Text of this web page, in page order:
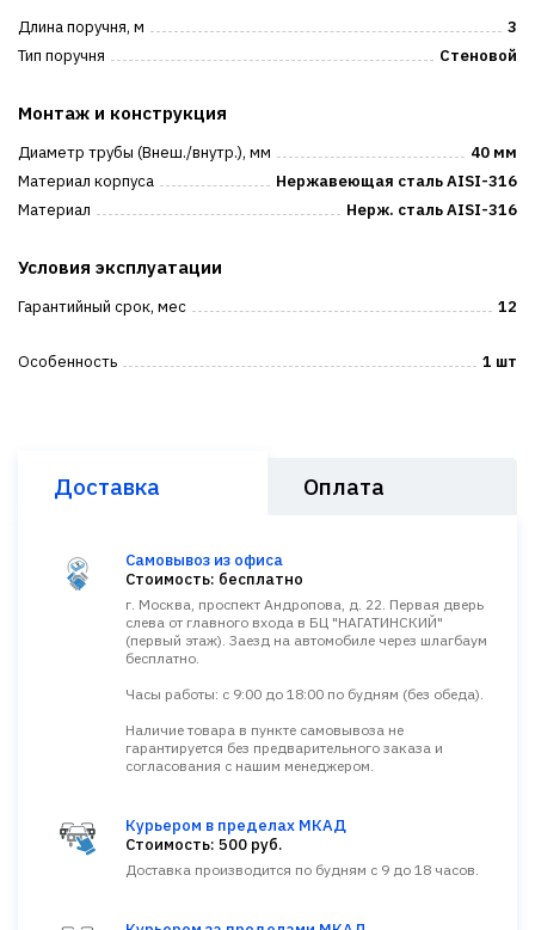
Длина поручня, м
3
Тип поручня
Стеновой
Монтаж и конструкция
Диаметр трубы (Внеш./внутр.), мм
40 мм
Материал корпуса
Нержавеющая сталь AISI-316
Материал
Нерж. сталь AISI-316
Условия эксплуатации
Гарантийный срок, мес 12
Особенность 1 шт
Доставка Оплата
Самовывоз из офиса
Стоимость: бесплатно
г. Москва, проспект Андропова, д. 22. Первая дверь
слева от главного входа в БЦ "НАГАТИНСКИЙ"
(первый этаж). Заезд на автомобиле через шлагбаум
бесплатно.
Часы работы: с 9:00 до 18:00 по будням (без обеда).
Наличие товара в пункте самовывоза не
гарантируется без предварительного заказа и
согласования с нашим менеджером.
Курьером в пределах МКАД
Стоимость: 500 руб.
Доставка производится по будням с 9 до 18 часов.